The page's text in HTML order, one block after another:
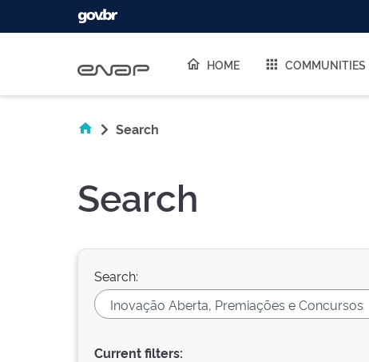
HOME COMMUNITIES
Search
Search
Search:
Current filters: